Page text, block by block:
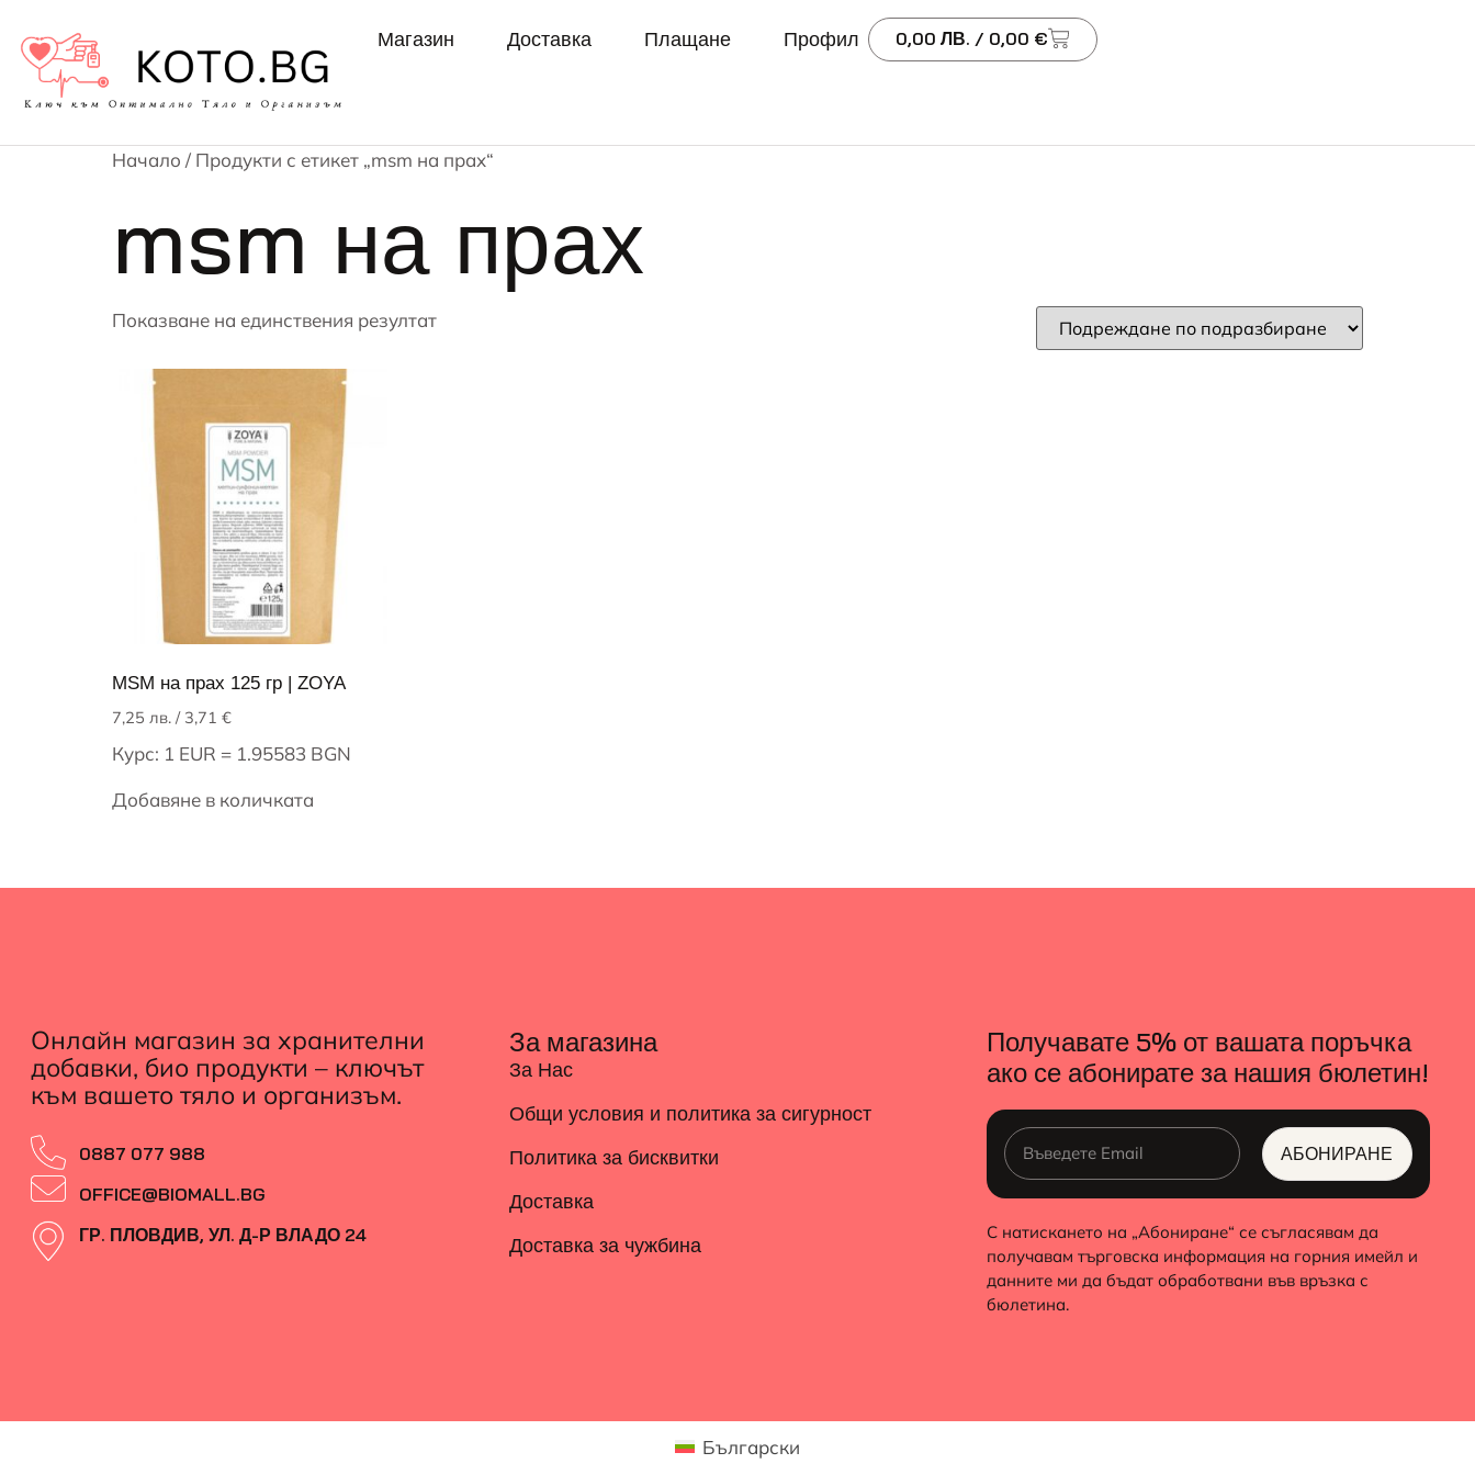
Магазин Доставка Плащане Профил 0,00 ЛВ. / 0,00 €
Начало / Продукти с етикет „msm на прах“
msm на прах
Показване на единствения резултат
MSM на прах 125 гр | ZOYA
7,25 лв. / 3,71 €
Курс: 1 EUR = 1.95583 BGN
Добавяне в количката
Онлайн магазин за хранителни
добавки, био продукти – ключът
към вашето тяло и организъм.
0887 077 988
OFFICE@BIOMALL.BG
ГР. ПЛОВДИВ, УЛ. Д-Р ВЛАДО 24
За магазина
За Нас
Общи условия и политика за сигурност
Политика за бисквитки
Доставка
Доставка за чужбина
Получавате 5% от вашата поръчка
ако се абонирате за нашия бюлетин!
АБОНИРАНЕ
ALTERNATIVE:
С натискането на „Абониране“ се съгласявам да
получавам търговска информация на горния имейл и
данните ми да бъдат обработвани във връзка с
бюлетина.
Български